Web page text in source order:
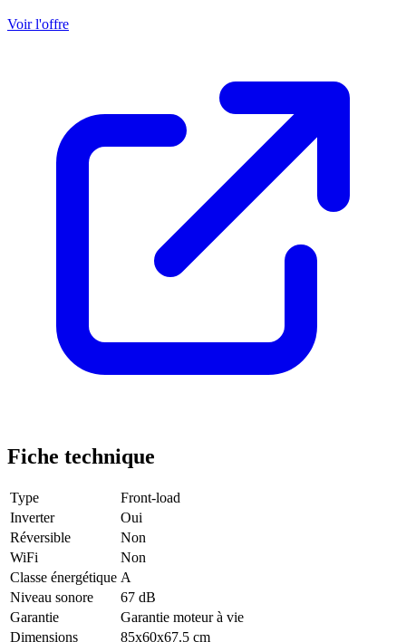
Voir l'offre
Fiche technique
Type
Front-load
Inverter
Oui
Réversible
Non
WiFi
Non
Classe énergétique A
Niveau sonore
67 dB
Garantie
Garantie moteur à vie
Dimensions
85x60x67.5 cm